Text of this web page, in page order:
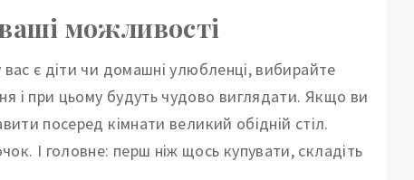
можливості
є діти чи домашні улюбленці, вибирайте
і при цьому будуть чудово виглядати. Якщо ви
посеред кімнати великий обідній стіл.
І головне: перш ніж щось купувати, складіть